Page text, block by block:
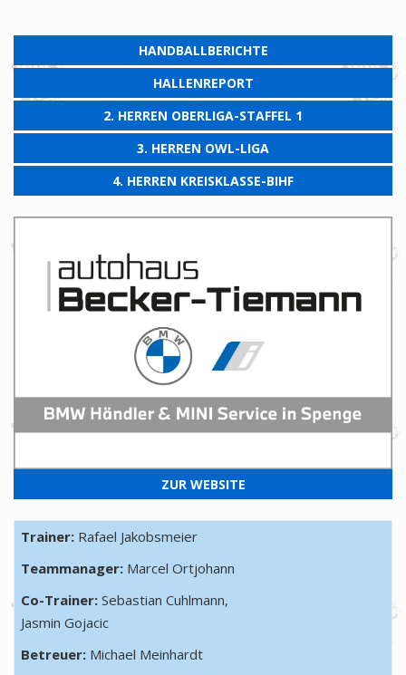
HANDBALLBERICHTE
HALLENREPORT
2. HERREN OBERLIGA-STAFFEL 1
3. HERREN OWL-LIGA
4. HERREN KREISKLASSE-BIHF
ZUR WEBSITE
Trainer: Rafael Jakobsmeier
Teammanager: Marcel Ortjohann
Co-Trainer: Sebastian Cuhlmann,
Jasmin Gojacic
Betreuer: Michael Meinhardt